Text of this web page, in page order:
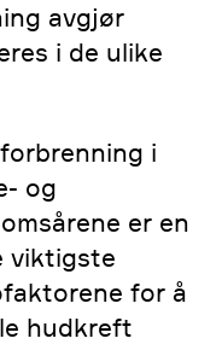
avgjør
i de ulike
i
og
er en
viktigste
for å
hudkreft